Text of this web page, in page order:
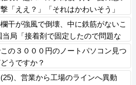
「ええ？」「それはかわいそう」
欄干が強風で倒壊、中に鉄筋がないこ
当局「接着剤で固定したので問題な
の３０００円のノートパソコン見つ
うですか？
(25)、営業から工場のラインへ異動